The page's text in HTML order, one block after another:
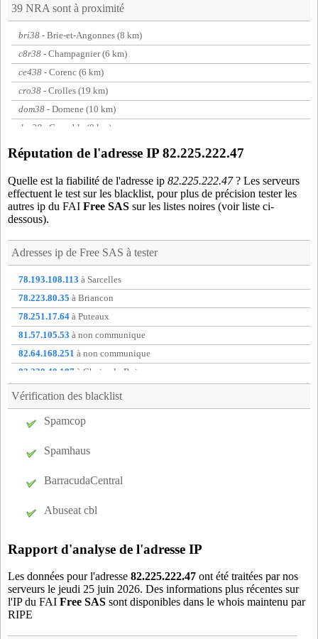
39 NRA sont à proximité
bri38 - Brie-et-Angonnes (8 km)
c8r38 - Champagnier (6 km)
ce438 - Corenc (6 km)
cro38 - Crolles (19 km)
dom38 - Domene (10 km)
dra38 - Grenoble (0 km)
e2e38
- Eybens (3 km)
eup38- Grenoble (2 km)
fon38
- Fontaine (4 km)
gie38- Gieres (6 km)
gua38- Le Gua (17 km)
jar38- Champ-sur-drac (11 km)
lan38- Lans-en-Vercors (11 km)
mey38- Meylan (9 km)
mir01- Miribel (19 km)
mut38 - Grenoble (2 km)
noy38 - Noyarey (11 km)
oxf38- Grenoble (3 km)
pas38- Grenoble (2 km)
s8s38
- Seyssins (2 km)
v4p38
var38
- Saint-Paul-de-Varces (12 km)
vdl38
- Villard-de-Lans (17 km)
vif38- Vif (14 km)
viz38
- Vizille (10 km)
vor38- Voreppe (16 km)
wba38 - Saint-Barthelemy-de-Sechilienne (16 km)
Réputation de l'adresse IP 82.225.222.47
Quelle est la fiabilité de l'adresse ip 82.225.222.47? Les serveurs
effectuent le test sur les blacklist, pour plus de précision tester les
autres ip du FAI Free SAS sur les listes noires (voir liste ci-
dessous).
Adresses ip de Free SAS à tester
78.193.108.113 à Sarcelles
78.223.80.35 à Briancon
78.251.17.64 à Puteaux
81.57.105.53 à non communique
82.64.168.251 à non communique
82.230.40.187 à Choisy-le-Roi
83.157.154.126
à Evry
88.162.4.175à Bourg-en-Bresse
88.181.218.57à Thouare-sur-loire
88.184.50.37 à Saint-Aygulf
Vérification des blacklist
Spamcop
Spamhaus
BarracudaCentral
Abuseat cbl
Rapport d'analyse de l'adresse IP
Les données pour l'adresse 82.225.222.47 ont été traitées par nos
serveurs le jeudi 25 juin 2026. Des informations plus récentes sur
l'IP du FAI Free SAS sont disponibles dans le whois maintenu par
RIPE